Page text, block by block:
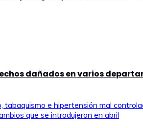
dañados en varios
tabaquismo e hipertensión mal
que se introdujeron en abril